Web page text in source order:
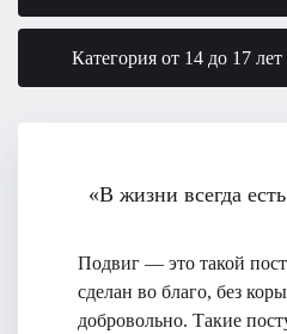
Категория от 14 до 17 лет
«В жизни всегда
Подвиг — это такой
сделан во благо, без
добровольно. Такие